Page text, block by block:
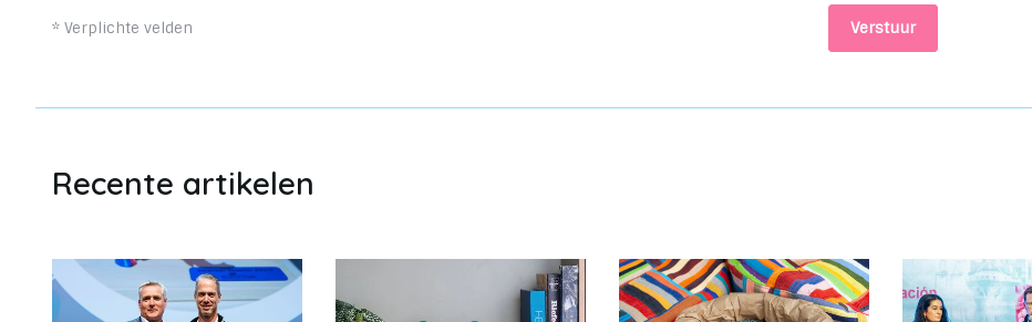
* Verplichte velden Verstuur
Recente artikelen